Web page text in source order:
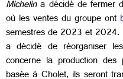
Michelina décidé de fermer
où les ventes du groupe ont
semestres de 2023 et 2024.
a décidé de réorganiser
concerne la production